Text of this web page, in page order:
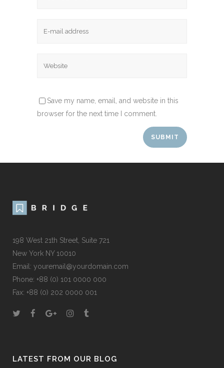
Save my name, email, and website in this
browser for the next time I comment.
198 West 21th Street, Suite 721
New York NY 10010
Email: youremail@yourdomain.com
Phone: +88 (0) 101 0000 000
Fax: +88 (0) 202 0000 001
LATEST FROM OUR BLOG